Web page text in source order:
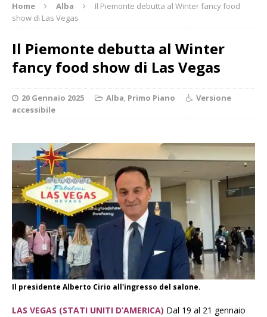
Home Alba
Il Piemonte debutta al Winter fancy food
show di Las Vegas
Il Piemonte debutta al Winter
fancy food show di Las Vegas
20 Gennaio 2025 Alba, Primo Piano
Versione
accessibile
Il presidente Alberto Cirio all'ingresso del salone.
LAS VEGAS (STATI UNITI D’AMERICA) Dal 19 al 21 gennaio